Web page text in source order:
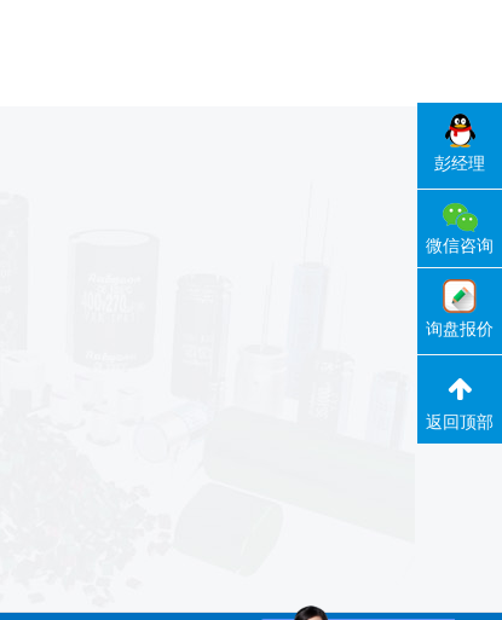
彭经理
微信咨询
询盘报价
返回顶部